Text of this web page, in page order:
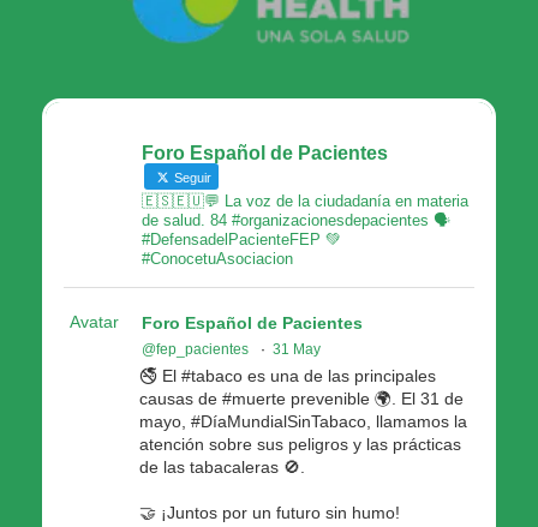
Foro Español de Pacientes
Seguir
🇪🇸🇪🇺💬 La voz de la ciudadanía en materia
de salud. 84 #organizacionesdepacientes 🗣
#DefensadelPacienteFEP 💚
#ConocetuAsociacion
Avatar Foro Español de Pacientes
@fep_pacientes · 31 May
🚭 El #tabaco es una de las principales
causas de #muerte prevenible 🌍. El 31 de
mayo, #DíaMundialSinTabaco, llamamos la
atención sobre sus peligros y las prácticas
de las tabacaleras 🚫.
🤝 ¡Juntos por un futuro sin humo!